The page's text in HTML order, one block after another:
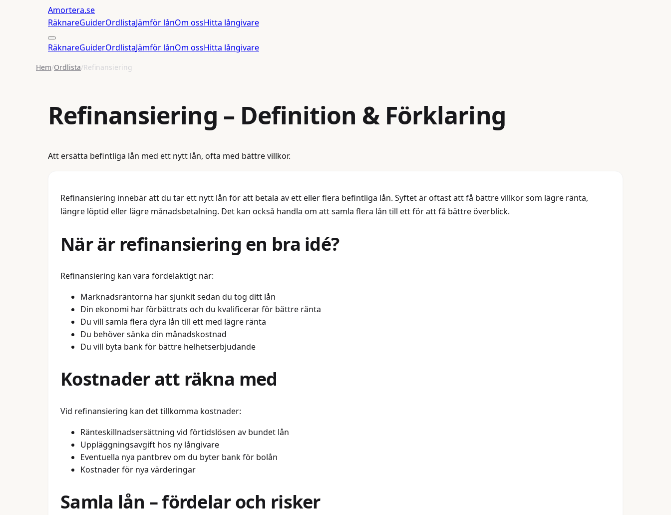
Amortera.se
RäknareGuiderOrdlistaJämför lånOm ossHitta långivare
RäknareGuiderOrdlistaJämför lånOm ossHitta långivare
Hem/Ordlista/Refinansiering
Refinansiering – Definition & Förklaring
Att ersätta befintliga lån med ett nytt lån, ofta med bättre villkor.
Refinansiering innebär att du tar ett nytt lån för att betala av ett eller flera befintliga lån. Syftet är oftast att få bättre villkor som lägre ränta,
längre löptid eller lägre månadsbetalning. Det kan också handla om att samla flera lån till ett för att få bättre överblick.
När är refinansiering en bra idé?
Refinansiering kan vara fördelaktigt när:
Marknadsräntorna har sjunkit sedan du tog ditt lån
Din ekonomi har förbättrats och du kvalificerar för bättre ränta
Du vill samla flera dyra lån till ett med lägre ränta
Du behöver sänka din månadskostnad
Du vill byta bank för bättre helhetserbjudande
Kostnader att räkna med
Vid refinansiering kan det tillkomma kostnader:
Ränteskillnadsersättning vid förtidslösen av bundet lån
Uppläggningsavgift hos ny långivare
Eventuella nya pantbrev om du byter bank för bolån
Kostnader för nya värderingar
Samla lån – fördelar och risker